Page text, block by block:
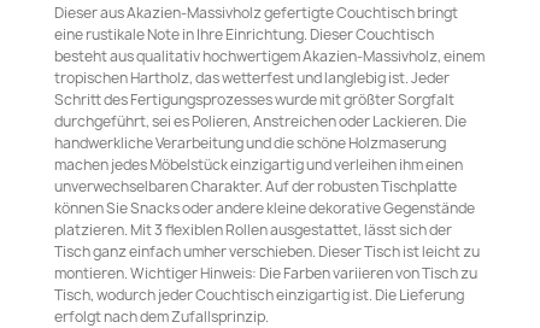
Dieser aus Akazien-Massivholz gefertigte Couchtisch bringt
eine rustikale Note in Ihre Einrichtung. Dieser Couchtisch
besteht aus qualitativ hochwertigem Akazien-Massivholz, einem
tropischen Hartholz, das wetterfest und langlebig ist. Jeder
Schritt des Fertigungsprozesses wurde mit größter Sorgfalt
durchgeführt, sei es Polieren, Anstreichen oder Lackieren. Die
handwerkliche Verarbeitung und die schöne Holzmaserung
machen jedes Möbelstück einzigartig und verleihen ihm einen
unverwechselbaren Charakter. Auf der robusten Tischplatte
können Sie Snacks oder andere kleine dekorative Gegenstände
platzieren. Mit 3 flexiblen Rollen ausgestattet, lässt sich der
Tisch ganz einfach umher verschieben. Dieser Tisch ist leicht zu
montieren. Wichtiger Hinweis: Die Farben variieren von Tisch zu
Tisch, wodurch jeder Couchtisch einzigartig ist. Die Lieferung
erfolgt nach dem Zufallsprinzip.